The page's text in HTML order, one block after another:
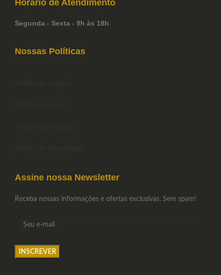
Horário de Atendimento
Segunda - Sexta - 9h às 18h
Nossas Políticas
Assine nossa Newsletter
Receba nossas informações e ofertas exclusivas. Sem spam!